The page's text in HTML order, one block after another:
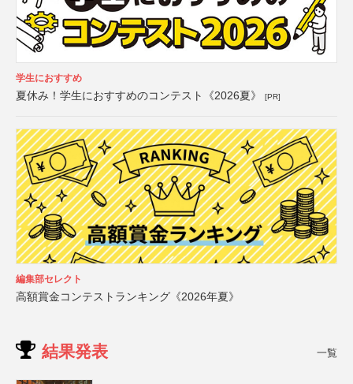
学生におすすめ
夏休み！学生におすすめのコンテスト《2026夏》 [PR]
編集部セレクト
高額賞金コンテストランキング《2026年夏》
結果発表 一覧